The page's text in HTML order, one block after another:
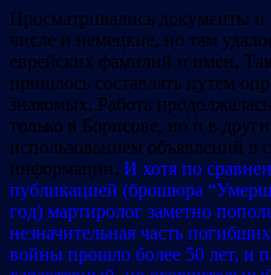
Просматривались документы
числе и немецкие, но там
еврейских фамилий и имен.
пришлось составлять путем
знакомых. Работа
только в Борисове, но и в
использованием объявлений в
информации. И хотя по
публикацией (брошюра
год) мартиролог заметно
незначительная часть
войны прошло более 50 лет, и